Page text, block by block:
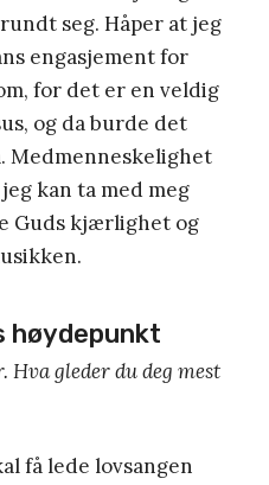
seg. Håper at jeg
engasjement for
for det er en veldig
og da burde det
Medmenneskelighet
kan ta med meg
Guds kjærlighet og
høydepunkt
Hva gleder du deg mest
få lede lovsangen